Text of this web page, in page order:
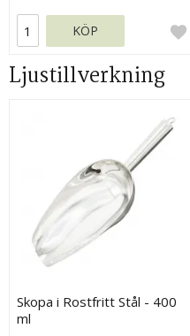
KÖP
Ljustillverkning
Skopa i Rostfritt Stål - 400
ml